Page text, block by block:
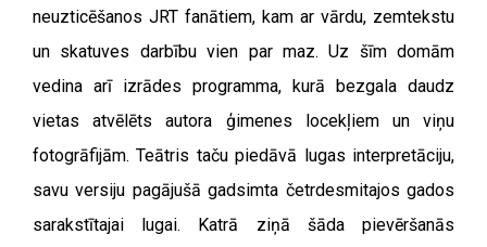
neuzticēšanos JRT fanātiem, kam ar vārdu, zemtekstu
un skatuves darbību vien par maz. Uz šīm domām
vedina arī izrādes programma, kurā bezgala daudz
vietas atvēlēts autora ģimenes locekļiem un viņu
fotogrāfijām. Teātris taču piedāvā lugas interpretāciju,
savu versiju pagājušā gadsimta četrdesmitajos gados
sarakstītajai lugai. Katrā ziņā šāda pievēršanās